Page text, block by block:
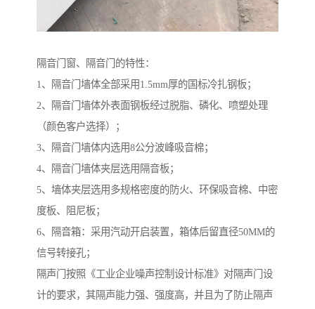
隔音门窗、隔音门的特性：
1、隔音门墙体全部采用1.5mm厚的国标冷扎钢板；
2、隔音门墙体外表面钢板经过脱脂、磷化、喷塑处理
（颜色客户选择）；
3、隔音门墙体内选用8公分波峰吸音棉；
4、隔音门墙体夹层选用隔音板；
5、墙体夹层选用多规格密度的防火、环保吸音棉、中密
度板、阻尼板；
6、隔音箱：采用汽动开启装置，箱体后留直径50MM的
信号转接孔；
隔声门按照《工业企业噪声控制设计标准》对隔声门设
计的要求，其隔声能力强、强度高，并且为了防止隔声